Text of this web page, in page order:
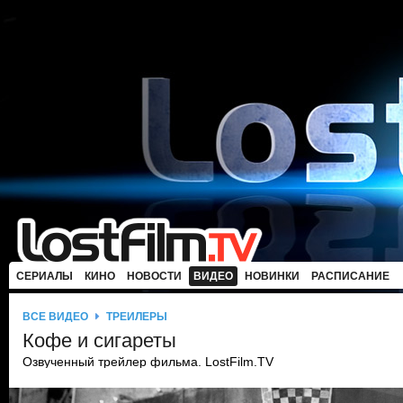
СЕРИАЛЫ КИНО НОВОСТИ ВИДЕО НОВИНКИ РАСПИСАНИЕ
ВСЕ ВИДЕО ТРЕЙЛЕРЫ
Кофе и сигареты
Озвученный трейлер фильма. LostFilm.TV